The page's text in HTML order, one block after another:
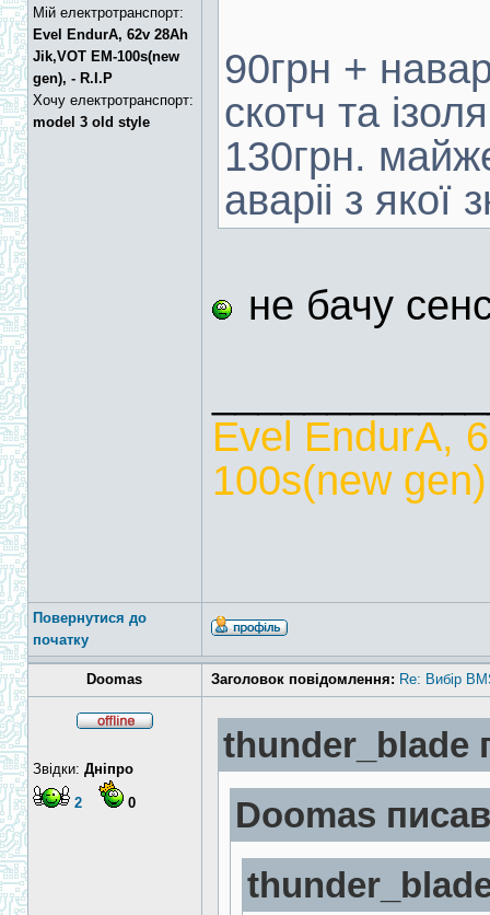
Мій електротранспорт:
Evel EndurA, 62v 28Ah
Jik,VOT EM-100s(new
gen), - R.I.P
Хочу електротранспорт:
model 3 old style
90грн +
скотч та
130грн.
аваріі з якої
не бачу
Evel EndurA,
100s(new
Повернутися до
початку
Doomas Заголовок повідомлення: Re: Вибір
Звідки: Дніпро
2 0
thunder_blade
Doomas